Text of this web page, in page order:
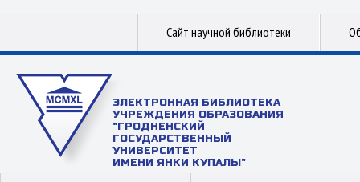
Сайт научной библиотеки
ЭЛЕКТРОННАЯ БИБЛИОТЕКА
УЧРЕЖДЕНИЯ ОБРАЗОВАНИЯ
"ГРОДНЕНСКИЙ
ГОСУДАРСТВЕННЫЙ
УНИВЕРСИТЕТ
ИМЕНИ ЯНКИ КУПАЛЫ"